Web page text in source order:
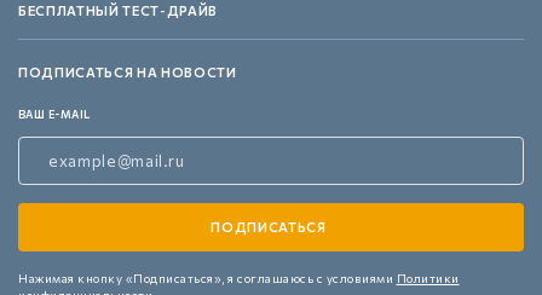
БЕСПЛАТНЫЙ ТЕСТ-ДРАЙВ
ПОДПИСАТЬСЯ НА НОВОСТИ
ВАШ E-MAIL
Нажимая кнопку «Подписаться», я соглашаюсь с условиями Политики